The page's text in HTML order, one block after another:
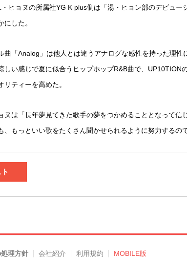
ヒョヌの所属社YG K plus側は「湯・ヒョン部のデビュー
にした。
曲「Analog」は他人とは違うアナログな感性を持った理性
しい感じで夏に似合うヒップホップR&B曲で、UP10TION
リティーを高めた。
ヌは「長年夢見てきた歌手の夢をつかめることとなって信
、もっといい歌をたくさん聞かせられるように努力するの
理方針 会社紹介 利用規約 MOBILE版